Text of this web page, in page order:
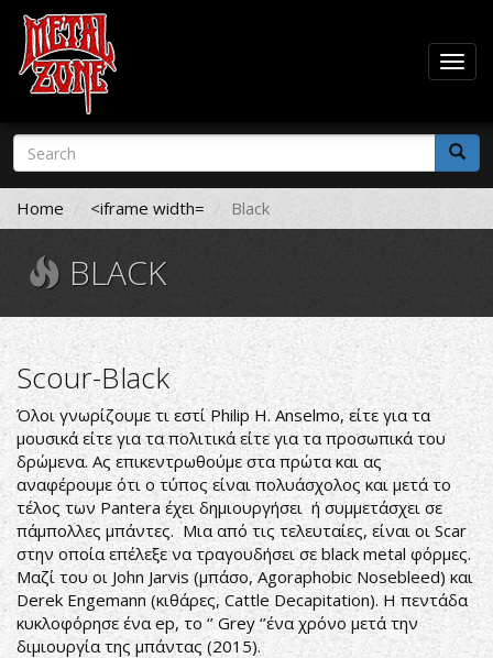
Skip
main
content
Search
form
Search
Home <iframe width= Black
BLACK
Scour-Black
Όλοι γνωρίζουμε τι εστί Philip H. Anselmo, είτε για τα
μουσικά είτε για τα πολιτικά είτε για τα προσωπικά του
δρώμενα. Ας επικεντρωθούμε στα πρώτα και ας
αναφέρουμε ότι ο τύπος είναι πολυάσχολος και μετά το
τέλος των Pantera έχει δημιουργήσει ή συμμετάσχει σε
πάμπολλες μπάντες. Μια από τις τελευταίες, είναι οι Scar
στην οποία επέλεξε να τραγουδήσει σε black metal φόρμες.
Μαζί του οι John Jarvis (μπάσο, Agoraphobic Nosebleed) και
Derek Engemann (κιθάρες, Cattle Decapitation). Η πεντάδα
κυκλοφόρησε ένα ep, το ‘’ Grey ‘’ένα χρόνο μετά την
διμιουργία της μπάντας (2015).